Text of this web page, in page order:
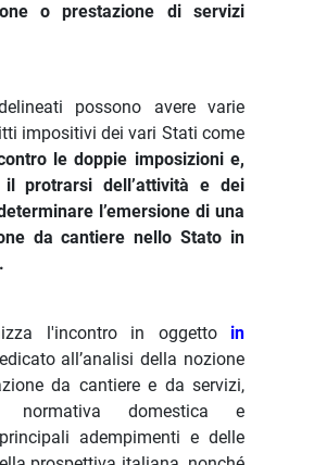
o prestazione di servizi
possono avere varie
impositivi dei vari Stati come
le doppie imposizioni e,
protrarsi dell’attività e dei
l’emersione di una
da cantiere nello Stato in
l'incontro in oggetto in
all’analisi della nozione
da cantiere e da servizi,
domestica e
adempimenti e delle